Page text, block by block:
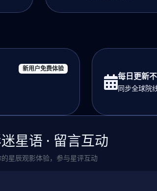
新用户免费体验
每日更新
同步全球院
星语 · 留言互动
星辰观影体验，参与星评互动